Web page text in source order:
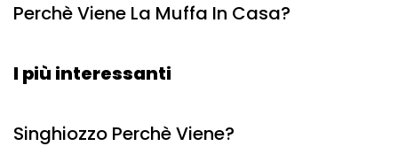
Perchè Viene La Muffa In Casa?
I più interessanti
Singhiozzo Perchè Viene?